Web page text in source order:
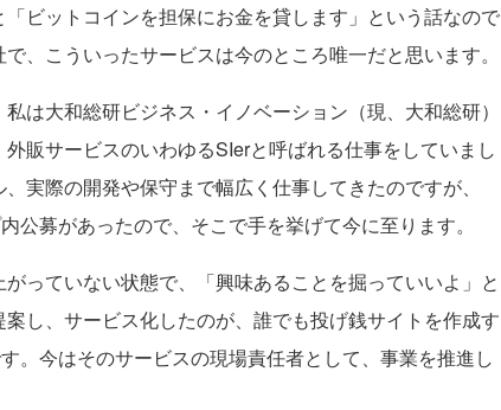
ビットコインを担保にお金を貸します」という話なので
、こういったサービスは今のところ唯一だと思います。
私は大和総研ビジネス・イノベーション（現、大和総研）
販サービスのいわゆるSIerと呼ばれる仕事をしていまし
実際の開発や保守まで幅広く仕事してきたのですが、
公募があったので、そこで手を挙げて今に至ります。
っていない状態で、「興味あることを掘っていいよ」と
し、サービス化したのが、誰でも投げ銭サイトを作成す
。今はそのサービスの現場責任者として、事業を推進し